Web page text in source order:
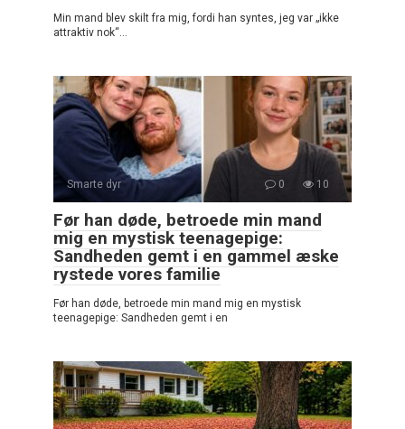
Min mand blev skilt fra mig, fordi han syntes, jeg var „ikke
attraktiv nok“…
Smarte dyr 0 10
Før han døde, betroede min mand
mig en mystisk teenagepige:
Sandheden gemt i en gammel æske
rystede vores familie
Før han døde, betroede min mand mig en mystisk
teenagepige: Sandheden gemt i en